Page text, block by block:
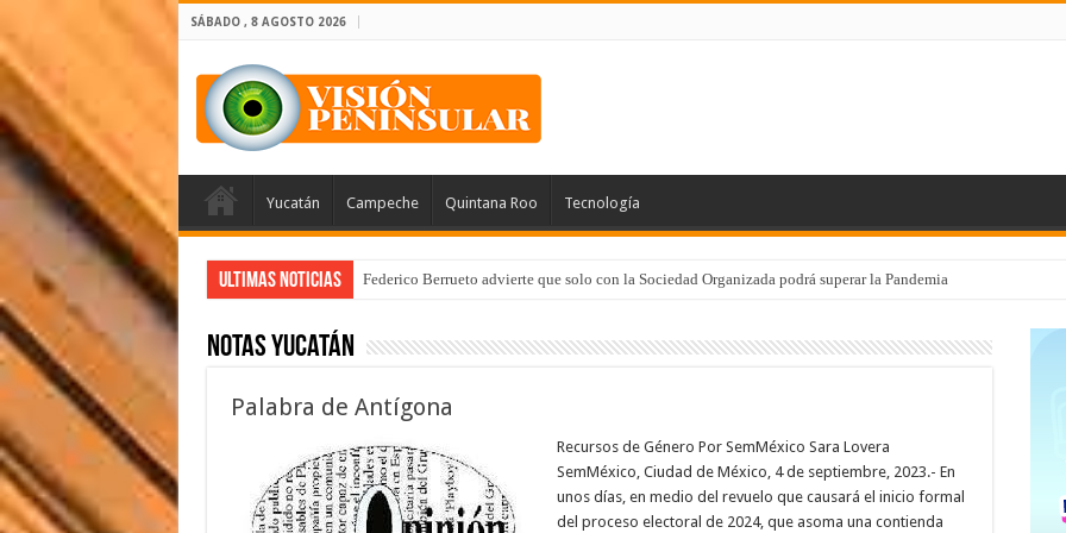
SÁBADO , 8 AGOSTO 2026
Yucatán Campeche Quintana Roo Tecnología
Ultimas Noticias Federico Berrueto advierte que solo con la Sociedad Organizada podrá superar la Pandemia
Notas Yucatán
Palabra de Antígona
Recursos de Género Por SemMéxico Sara Lovera
SemMéxico, Ciudad de México, 4 de septiembre, 2023.- En
unos días, en medio del revuelo que causará el inicio formal
del proceso electoral de 2024, que asoma una contienda